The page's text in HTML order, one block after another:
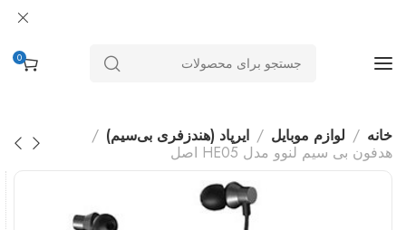
0
خانه لوازم موبایل
ایرپاد (هندزفری بی‌سیم)
هدفون بی سیم لنوو مدل HE05 اصل